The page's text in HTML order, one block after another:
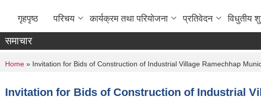
गृहपृष्ठ परिचय कार्यक्रम तथा परियोजना प्रतिवेदन विधुतीय
समाचार
You are here
Home » Invitation for Bids of Construction of Industrial Village Ramechhap
Invitation for Bids of Construction of Industrial